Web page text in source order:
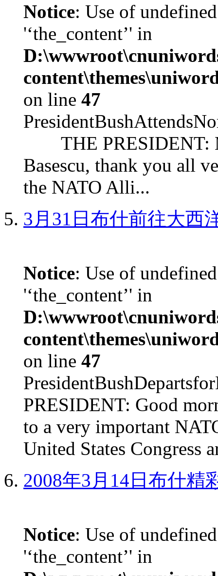
Notice: Use of
'‘the_content’' in
on line 47
THE PRESIDENT:
Basescu, thank you all
the NATO Alli...
3月31日布什前往大西
Notice: Use of
'‘the_content’' in
on line 47
PRESIDENT: Good
to a very important
United States Congress
2008年3月14日布什精
Notice: Use of
'‘the_content’' in